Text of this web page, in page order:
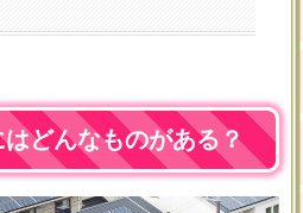
どんなものがある？